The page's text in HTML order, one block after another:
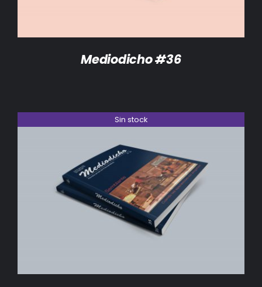
Mediodicho #36
Sin stock
DETALLES